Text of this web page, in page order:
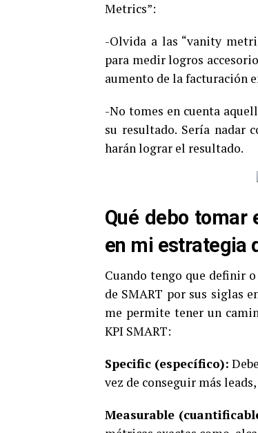
Metrics”:
-Olvida a las “vanity
para medir logros
aumento de la facturación
-No tomes en cuenta
su resultado. Sería nadar
harán lograr el resultado.
Qué debo tomar
en mi estrategia
Cuando tengo que definir
de SMART por sus siglas
me permite tener un
KPI SMART:
Specific (específico):
vez de conseguir más
Measurable